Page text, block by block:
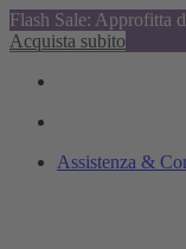
Flash Sale: Approfitta
Acquista subito
Assistenza &